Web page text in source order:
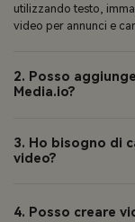
utilizzando testo,
video per annunci e
2. Posso
Media.io?
3. Ho bisogno di
video?
4. Posso creare